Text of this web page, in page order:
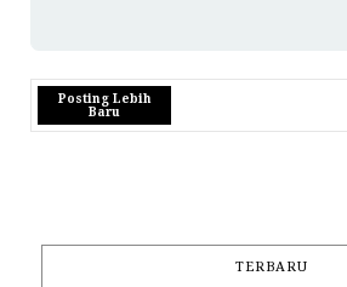
Posting Lebih
Baru
TERBARU